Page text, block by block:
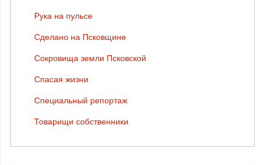
Рука на пульсе
Сделано на Псковщине
Сокровища земли Псковской
Спасая жизни
Специальный репортаж
Товарищи собственники